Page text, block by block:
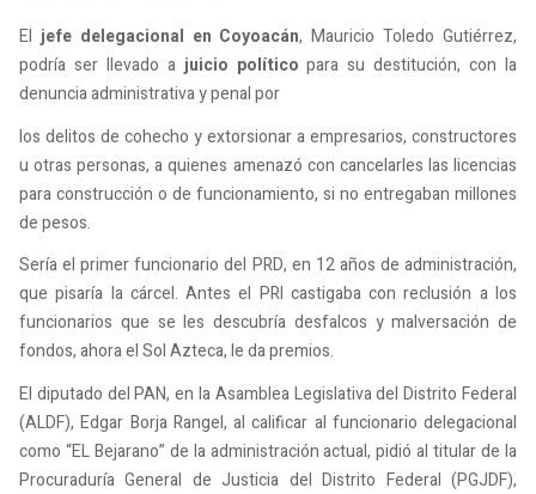
El jefe delegacional en Coyoacán, Mauricio Toledo Gutiérrez,
podría ser llevado a juicio político para su destitución, con la
denuncia administrativa y penal por
los delitos de cohecho y extorsionar a empresarios, constructores
u otras personas, a quienes amenazó con cancelarles las licencias
para construcción o de funcionamiento, si no entregaban millones
de pesos.
Sería el primer funcionario del PRD, en 12 años de administración,
que pisaría la cárcel. Antes el PRI castigaba con reclusión a los
funcionarios que se les descubría desfalcos y malversación de
fondos, ahora el Sol Azteca, le da premios.
El diputado del PAN, en la Asamblea Legislativa del Distrito Federal
(ALDF), Edgar Borja Rangel, al calificar al funcionario delegacional
como “EL Bejarano” de la administración actual, pidió al titular de la
Procuraduría General de Justicia del Distrito Federal (PGJDF),